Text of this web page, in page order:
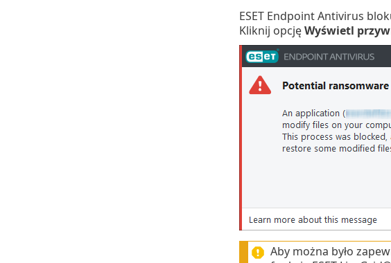
ESET Endpoint Antivirus
Kliknij opcjęWyświetl
Aby można było